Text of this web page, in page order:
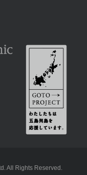
All Rights Reserved.